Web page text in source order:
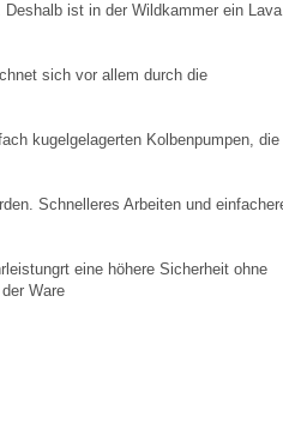
ist in der Wildkammer ein Lava
sich vor allem durch die
kugelgelagerten Kolbenpumpen, die
Schnelleres Arbeiten und
eine höhere Sicherheit ohne
Ware